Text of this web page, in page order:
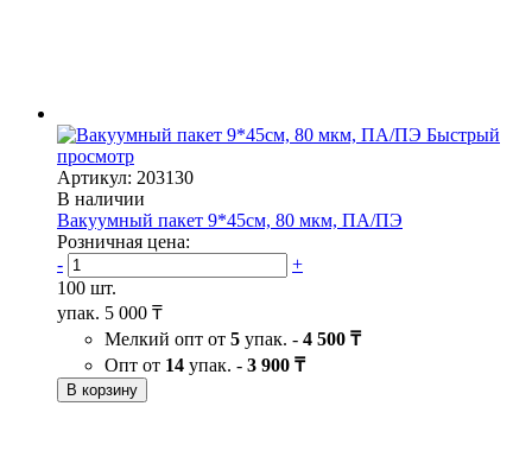
Быстрый
просмотр
Артикул: 203130
В наличии
Вакуумный пакет 9*45см, 80 мкм, ПА/ПЭ
Розничная цена:
-
+
100 шт.
упак. 5 000 ₸
Мелкий опт от 5 упак. - 4 500 ₸
Опт от 14 упак. - 3 900 ₸
В корзину